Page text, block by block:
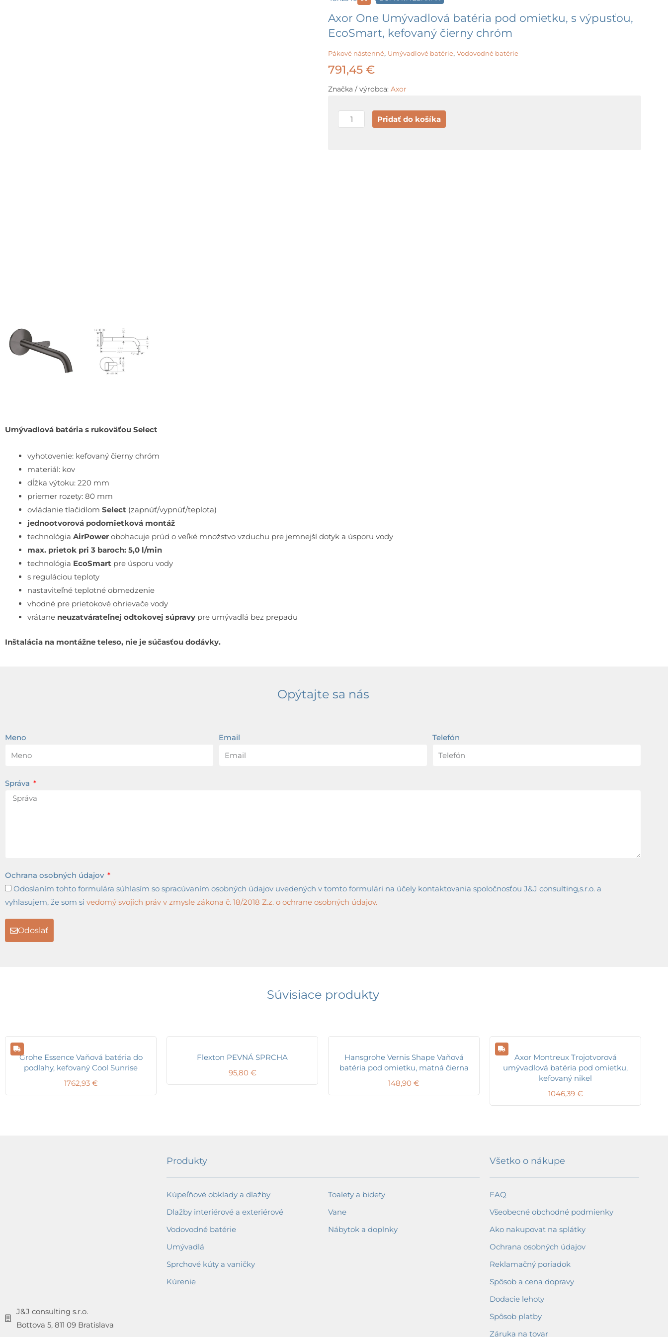
Axor One Umývadlová batéria pod omietku, s výpusťou,
EcoSmart, kefovaný čierny chróm
Pákové nástenné, Umývadlové batérie, Vodovodné batérie
791,45 €
Značka / výrobca: Axor
množstvo
Axor
Pridať do košíka
Umývadlová batéria s rukoväťou Select
vyhotovenie: kefovaný čierny chróm
materiál: kov
dĺžka výtoku: 220 mm
priemer rozety: 80 mm
ovládanie tlačidlom Select (zapnúť/vypnúť/teplota)
jednootvorová podomietková montáž
technológia AirPower obohacuje prúd o veľké množstvo vzduchu pre jemnejší dotyk a úsporu vody
max. prietok pri 3 baroch: 5,0 l/min
technológia EcoSmart pre úsporu vody
s reguláciou teploty
nastaviteľné teplotné obmedzenie
vhodné pre prietokové ohrievače vody
vrátane neuzatvárateľnej odtokovej súpravy pre umývadlá bez prepadu
Inštalácia na montážne teleso, nie je súčasťou dodávky.
Opýtajte sa nás
Meno Email Telefón
Správa
Ochrana osobných údajov
Odoslaním tohto formulára súhlasím so spracúvaním osobných údajov uvedených v tomto formulári na účely kontaktovania spoločnosťou J&J consulting,s.r.o. a
vyhlasujem, že som si vedomý svojich práv v zmysle zákona č. 18/2018 Z.z. o ochrane osobných údajov.
Odoslať
Súvisiace produkty
Grohe Essence Vaňová batéria do
podlahy, kefovaný Cool Sunrise
1762,93 €
Flexton PEVNÁ SPRCHA
95,80 €
Hansgrohe Vernis Shape Vaňová
batéria pod omietku, matná čierna
148,90 €
Axor Montreux Trojotvorová
umývadlová batéria pod omietku,
kefovaný nikel
1046,39 €
J&J consulting s.r.o.
Bottova 5, 811 09 Bratislava
Produkty
Kúpeľňové obklady a dlažby
Dlažby interiérové a exteriérové
Vodovodné batérie
Umývadlá
Sprchové kúty a vaničky
Kúrenie
Toalety a bidety
Vane
Nábytok a doplnky
Všetko o nákupe
FAQ
Všeobecné obchodné podmienky
Ako nakupovať na splátky
Ochrana osobných údajov
Reklamačný poriadok
Spôsob a cena dopravy
Dodacie lehoty
Spôsob platby
Záruka na tovar